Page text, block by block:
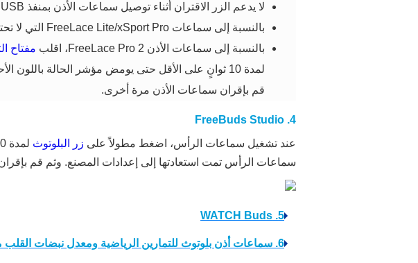
لا يدعم الزر الاقتران أثناء توصيل سماعات الأذن بمنفذ USB.
بالنسبة إلى سماعات FreeLace Lite/xSport Pro التي لا تحتوي على زر تشغيل،
بالنسبة إلى سماعات الأذن FreeLace Pro 2، اقلب
مفتاح
لمدة 10 ثوانٍ على الأقل حتى يومض مؤشر الحالة
قم بإقران سماعات الأذن مرة أخرى.
4. FreeBuds Studio
عند تشغيل سماعات الرأس، اضغط مطولاً على زر البلوتوث لمدة 10 ثوانٍ على الأقل حتى المؤشر
سماعات الرأس تمت استعادتها إلى إعدادات المصنع. وثم قم
5. WATCH Buds
6. سماعات أذن بلوتوث للتمارين الرياضية ومعدل نبضات القلب من هواوي/سماعات الأذن الرياضية بتقنية البلوتوث من هواوي